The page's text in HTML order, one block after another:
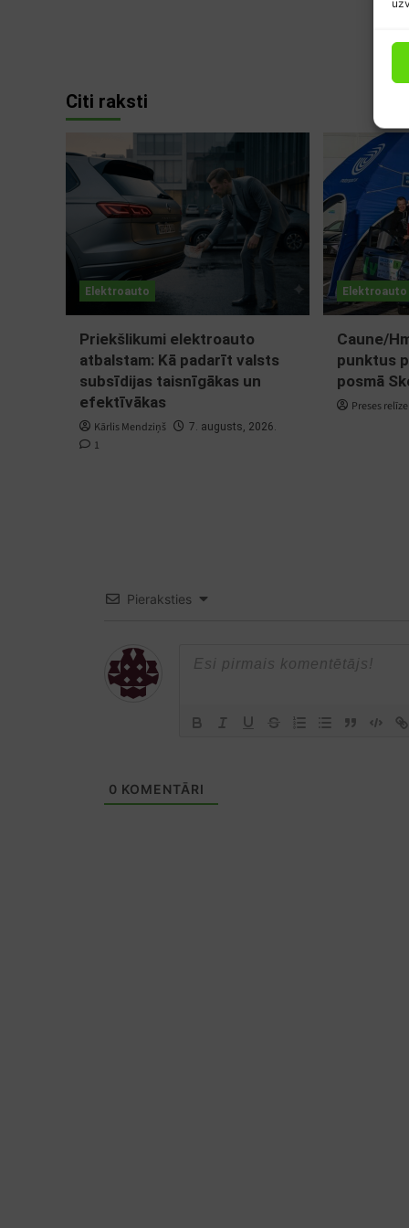
Citi raksti
Elektroauto
Priekšlikumi elektroauto
atbalstam: Kā padarīt valsts
subsīdijas taisnīgākas un
efektīvākas
Kārlis Mendziņš 7. augusts, 2026.
1
Elektroauto
Caune/
punktus
posmā
Preses relīze
Pieraksties
0 KOMENTĀRI